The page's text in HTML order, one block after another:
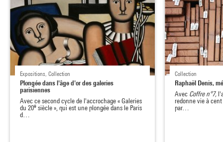
Expositions, Collection
Plongée dans l'âge d'or des galeries
parisiennes
Avec ce second cycle de l'accrochage « Galeries
du 20e siècle », qui est une plongée dans le Paris
d…
Collection
Raphaël Denis,
Avec Coffre n°7,
redonne vie à
par…